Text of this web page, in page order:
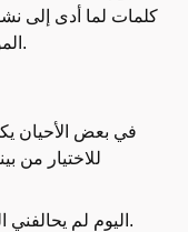
كلمات لما أدى إلى
الموقف. على أن تحمل الخاتمة تأكيدًا إيجابيا.
في بعض الأحيان
للاختيار من
اليوم لم يحالفني الحظ، فقد تم شغل مقعدي المفضل.